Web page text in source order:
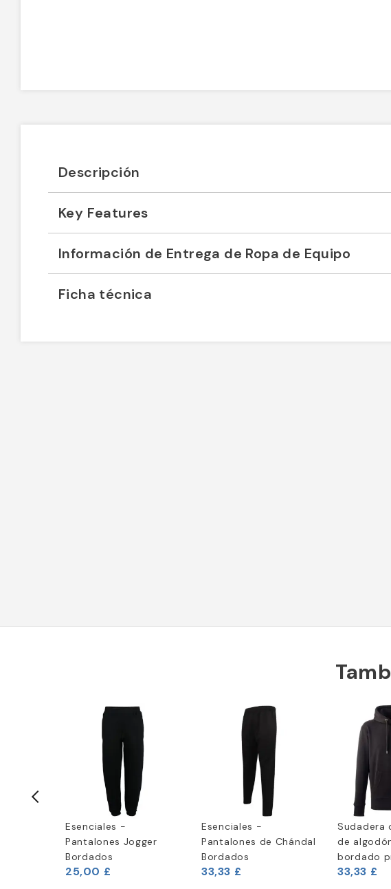
Descripción
Key Features
Información de Entrega de Ropa de Equipo
Ficha técnica
Esenciales -
Pantalones Jogger
Bordados
25,00 £
Esenciales -
Pantalones de Chándal
Bordados
33,33 £
Sudadera
de
bordado
33,33 £